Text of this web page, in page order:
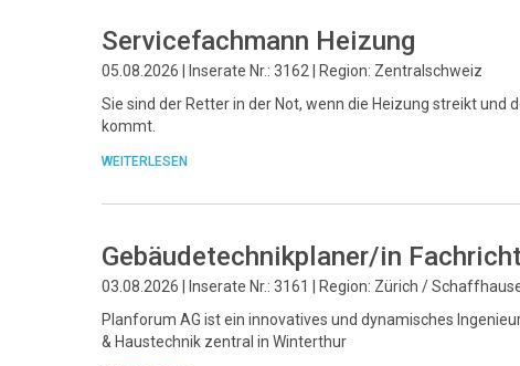
Servicefachmann Heizung
05.08.2026 | Inserate Nr.: 3162 | Region: Zentralschweiz
Sie sind der Retter in der Not, wenn die Heizung streikt und
kommt.
WEITERLESEN
Gebäudetechnikplaner/in
03.08.2026 | Inserate Nr.: 3161 | Region: Zürich /
Planforum AG ist ein innovatives und dynamisches
& Haustechnik zentral in Winterthur